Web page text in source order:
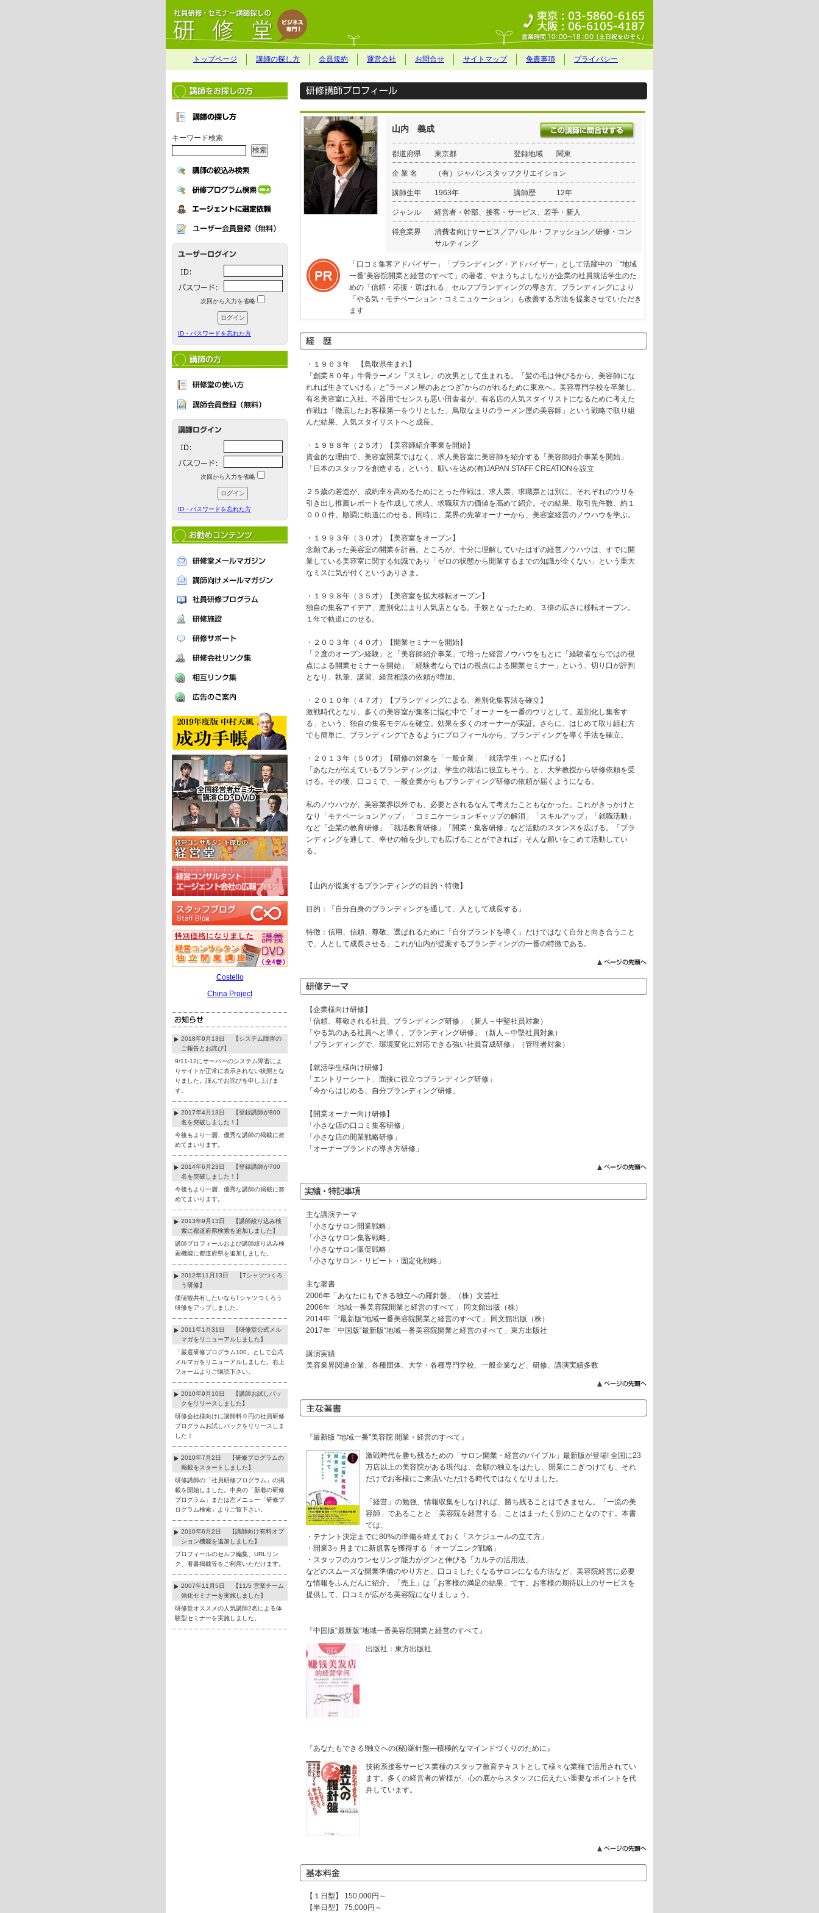
トップページ 講師の探し方 会員規約 運営会社 お問合せ サイトマップ 免責事項 プライバシー
キーワード検索
次回から入力を省略
ID・パスワードを忘れた方
次回から入力を省略
ID・パスワードを忘れた方
Costello
China Project
2018年9月13日 【システム障害の
ご報告とお詫び】
9/11-12にサーバーのシステム障害によ
りサイトが正常に表示されない状態とな
りました。謹んでお詫びを申し上げま
す。
2017年4月13日 【登録講師が800
名を突破しました！】
今後もより一層、優秀な講師の掲載に努
めてまいります。
2014年6月23日 【登録講師が700
名を突破しました！】
今後もより一層、優秀な講師の掲載に努
めてまいります。
2013年9月13日 【講師絞り込み検
索に都道府県検索を追加しました】
講師プロフィールおよび講師絞り込み検
索機能に都道府県を追加しました。
2012年11月13日 【Tシャツつくろ
う研修】
価値観共有したいならTシャツつくろう
研修をアップしました。
2011年1月31日 【研修堂公式メル
マガをリニューアルしました】
「厳選研修プログラム100」として公式
メルマガをリニューアルしました。右上
フォームよりご購読下さい。
2010年9月10日 【講師お試しパッ
クをリリースしました】
研修会社様向けに講師料０円の社員研修
プログラムお試しパックをリリースしま
した！
2010年7月2日 【研修プログラムの
掲載をスタートしました】
研修講師の「社員研修プログラム」の掲
載を開始しました。中央の「新着の研修
プログラム」または左メニュー「研修プ
ログラム検索」よりご覧下さい。
2010年6月2日 【講師向け有料オプ
ション機能を追加しました】
プロフィールのセルフ編集、URLリン
ク、著書掲載等をご利用いただけます。
2007年11月5日 【11/5 営業チーム
強化セミナーを実施しました】
研修堂オススメの人気講師2名による体
験型セミナーを実施しました。
山内 義成
都道府県 東京都 登録地域 関東
企 業 名 （有）ジャパンスタッフクリエイション
講師生年 1963年 講師歴 12年
ジャンル 経営者・幹部、接客・サービス、若手・新人
得意業界
消費者向けサービス／アパレル・ファッション／研修・コン
サルティング
「口コミ集客アドバイザー」「ブランディング・アドバイザー」として活躍中の「“地域
一番”美容院開業と経営のすべて」の著者、やまうちよしなりが企業の社員就活学生のた
めの「信頼・応援・選ばれる」セルフブランディングの導き方。ブランディングにより
「やる気・モチベーション・コミニュケーション」も改善する方法を提案させていただき
ます
・１９６３年 【鳥取県生まれ】
「創業８０年」牛骨ラーメン「スミレ」の次男として生まれる。「髪の毛は伸びるから、美容師にな
れれば生きていける」と“ラーメン屋のあとつぎ”からのがれるために東京へ。美容専門学校を卒業し、
有名美容室に入社。不器用でセンスも悪い田舎者が、有名店の人気スタイリストになるために考えた
作戦は「徹底したお客様第一をウリとした、鳥取なまりのラーメン屋の美容師」という戦略で取り組
んだ結果、人気スタイリストへと成長。
・１９８８年（２５才）【美容師紹介事業を開始】
資金的な理由で、美容室開業ではなく、求人美容室に美容師を紹介する「美容師紹介事業を開始」
「日本のスタッフを創造する」という、願いを込め(有)JAPAN STAFF CREATIONを設立
２５歳の若造が、成約率を高めるためにとった作戦は、求人票、求職票とは別に、それぞれのウリを
引き出し推薦レポートを作成して求人、求職双方の価値を高めて紹介。その結果、取引先件数、約１
０００件。順調に軌道にのせる。同時に、業界の先輩オーナーから、美容室経営のノウハウを学ぶ。
・１９９３年（３０才）【美容室をオープン】
念願であった美容室の開業を計画。ところが、十分に理解していたはずの経営ノウハウは、すでに開
業している美容室に関する知識であり「ゼロの状態から開業するまでの知識が全くない」という重大
なミスに気が付くというありさま。
・１９９８年（３５才）【美容室を拡大移転オープン】
独自の集客アイデア、差別化により人気店となる。手狭となったため、３倍の広さに移転オープン。
１年で軌道にのせる。
・２００３年（４０才）【開業セミナーを開始】
「２度のオープン経験」と「美容師紹介事業」で培った経営ノウハウをもとに「経験者ならではの視
点による開業セミナーを開始」「経験者ならではの視点による開業セミナー」という、切り口が評判
となり、執筆、講習、経営相談の依頼が増加。
・２０１０年（４７才）【ブランディングによる、差別化集客法を確立】
激戦時代となり、多くの美容室が集客に悩む中で「オーナーを一番のウリとして、差別化し集客す
る」という、独自の集客モデルを確立。効果を多くのオーナーが実証。さらに、はじめて取り組む方
でも簡単に、ブランディングできるようにプロフィールから、ブランディングを導く手法を確立。
・２０１３年（５０才）【研修の対象を「一般企業」「就活学生」へと広げる】
「あなたが伝えているブランディングは、学生の就活に役立ちそう」と、大学教授から研修依頼を受
ける。その後、口コミで、一般企業からもブランディング研修の依頼が届くようになる。
私のノウハウが、美容業界以外でも、必要とされるなんて考えたこともなかった。これがきっかけと
なり「モチベーションアップ」「コミニケーションギャップの解消」「スキルアップ」「就職活動」
など「企業の教育研修」「就活教育研修」「開業・集客研修」など活動のスタンスを広げる。「ブラ
ンディングを通して、幸せの輪を少しでも広げることができれば」そんな願いをこめて活動してい
る。
【山内が提案するブランディングの目的・特徴】
目的：「自分自身のブランディングを通して、人として成長する」
特徴：信用、信頼、尊敬、選ばれるために「自分ブランドを導く」だけではなく自分と向き合うこと
で、人として成長させる」これが山内が提案するブランディングの一番の特徴である。
【企業様向け研修】
「信頼、尊敬される社員、ブランディング研修」（新人～中堅社員対象）
「やる気のある社員へと導く、ブランディング研修」（新人～中堅社員対象）
「ブランディングで、環境変化に対応できる強い社員育成研修」（管理者対象）
【就活学生様向け研修】
「エントリーシート、面接に役立つブランディング研修」
「今からはじめる、自分ブランディング研修」
【開業オーナー向け研修】
「小さな店の口コミ集客研修」
「小さな店の開業戦略研修」
「オーナーブランドの導き方研修」
主な講演テーマ
「小さなサロン開業戦略」
「小さなサロン集客戦略」
「小さなサロン販促戦略」
「小さなサロン・リピート・固定化戦略」
主な著書
2006年「あなたにもできる独立への羅針盤」（株）文芸社
2006年「地域一番美容院開業と経営のすべて」 同文館出版（株）
2014年「“最新版“地域一番美容院開業と経営のすべて」 同文館出版（株）
2017年「中国版“最新版“地域一番美容院開業と経営のすべて」東方出版社
講演実績
美容業界関連企業、各種団体、大学・各種専門学校、一般企業など、研修、講演実績多数
『最新版 “地域一番"美容院 開業・経営のすべて』
激戦時代を勝ち残るための「サロン開業・経営のバイブル」最新版が登場! 全国に23
万店以上の美容院がある現代は、念願の独立をはたし、開業にこぎつけても、それ
だけでお客様にご来店いただける時代ではなくなりました。
「経営」の勉強、情報収集をしなければ、勝ち残ることはできません。「一流の美
容師」であることと「美容院を経営する」ことはまったく別のことなのです。本書
では、
・テナント決定までに80%の準備を終えておく「スケジュールの立て方」
・開業3ヶ月までに新規客を獲得する「オープニング戦略」
・スタッフのカウンセリング能力がグンと伸びる「カルテの活用法」
などのスムーズな開業準備のやり方と、口コミしたくなるサロンになる方法など、美容院経営に必要
な情報をふんだんに紹介。「売上」は「お客様の満足の結果」です。お客様の期待以上のサービスを
提供して、口コミが広がる美容院になりましょう。
『中国版“最新版“地域一番美容院開業と経営のすべて』
出版社：東方出版社
『あなたもできる!独立への(秘)羅針盤―積極的なマインドづくりのために』
技術系接客サービス業種のスタッフ教育テキストとして様々な業種で活用されてい
ます。多くの経営者の皆様が、心の底からスタッフに伝えたい重要なポイントを代
弁しています。
【１日型】 150,000円～
【半日型】 75,000円～